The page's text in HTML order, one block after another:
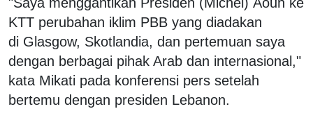
KTT perubahan iklim PBB yang diadakan
di Glasgow, Skotlandia, dan pertemuan saya
dengan berbagai pihak Arab dan internasional,"
kata Mikati pada konferensi pers setelah
bertemu dengan presiden Lebanon.